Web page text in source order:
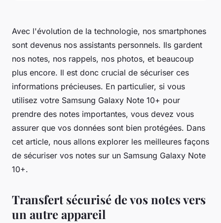
Avec l'évolution de la technologie, nos smartphones
sont devenus nos assistants personnels. Ils gardent
nos notes, nos rappels, nos photos, et beaucoup
plus encore. Il est donc crucial de sécuriser ces
informations précieuses. En particulier, si vous
utilisez votre Samsung Galaxy Note 10+ pour
prendre des notes importantes, vous devez vous
assurer que vos données sont bien protégées. Dans
cet article, nous allons explorer les meilleures façons
de sécuriser vos notes sur un Samsung Galaxy Note
10+.
Transfert sécurisé de vos notes vers
un autre appareil